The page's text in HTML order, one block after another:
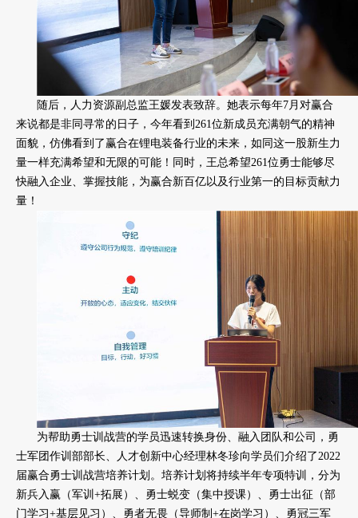
随后，人力资源副总监王媛发表致辞。她表示每年7月对赢合
来说都是非同寻常的日子，今年看到261位新成员充满朝气的精神
面貌，仿佛看到了赢合在锂电装备行业的未来，如同这一股新生力
量一样充满希望和无限的可能！同时，王总希望261位勇士能够尽
快融入企业、掌握技能，为赢合新百亿以及行业第一的目标贡献力
量！
为帮助勇士训战营的学员迅速转换身份、融入团队和公司，勇
士军团作训部部长、人才创新中心经理林冬珍向学员们介绍了2022
届赢合勇士训战营培养计划。培养计划将持续半年专项特训，分为
新兵入赢（军训+拓展）、勇士蜕变（集中授课）、勇士出征（部
门学习+基层见习）、勇者无畏（导师制+在岗学习）、勇冠三军